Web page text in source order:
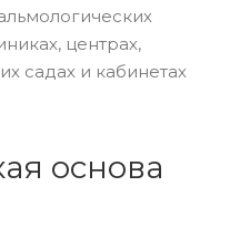
центрах,
садах и кабинетах
основа